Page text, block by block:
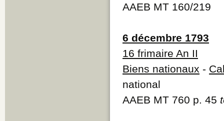
AAEB MT 160/219
6 décembre 1793
16 frimaire An II
Biens nationaux -
national
AAEB MT 760 p. 45